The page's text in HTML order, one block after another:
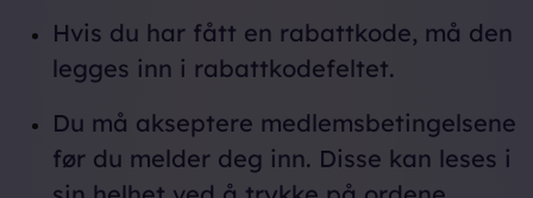
Hvis du har fått en rabattkode, må den
legges inn i rabattkodefeltet.
Du må akseptere medlemsbetingelsene
før du melder deg inn. Disse kan leses i